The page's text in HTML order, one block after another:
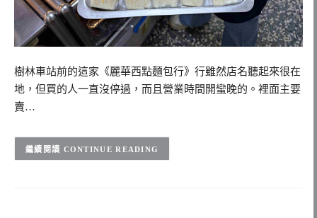
樹林車站前的這家《麗華西點麵包行》行雖然店名聽起來很在
地，但買的人一直沒停過，而且營業時間開蠻晚的。裡面主要
賣…
CONTINUE READING